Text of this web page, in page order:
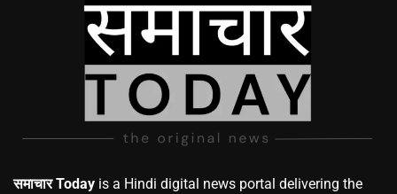
समाचार Today is a Hindi digital news portal delivering the